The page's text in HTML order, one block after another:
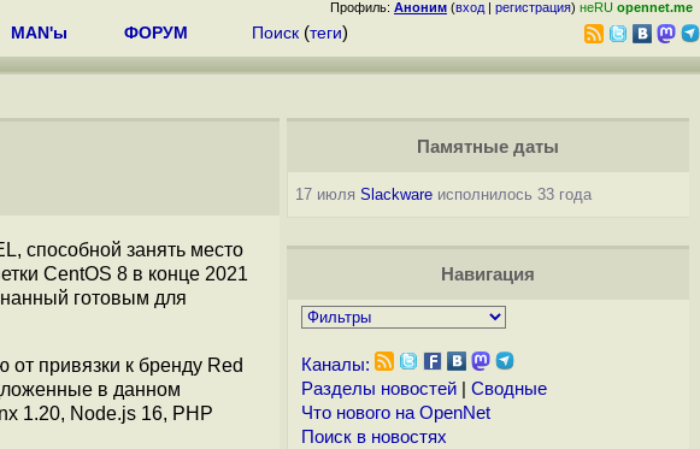
Профиль: Аноним (вход | регистрация) неRU opennet.me
MAN'ы ФОРУМ Поиск (теги)
способной занять место
CentOS 8 в конце 2021
готовым для
от привязки к бренду Red
в данном
1.20, Node.js 16, PHP
Памятные даты
17 июля Slackwareисполнилось 33 года
Навигация
Каналы:
Разделы новостей| Сводные
Что нового на OpenNet
Поиск в новостях